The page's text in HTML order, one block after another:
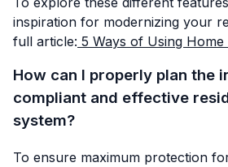
inspiration for modernizing your
full article: 5 Ways of Using
How can I properly plan the
compliant and effective
system?
To ensure maximum protection